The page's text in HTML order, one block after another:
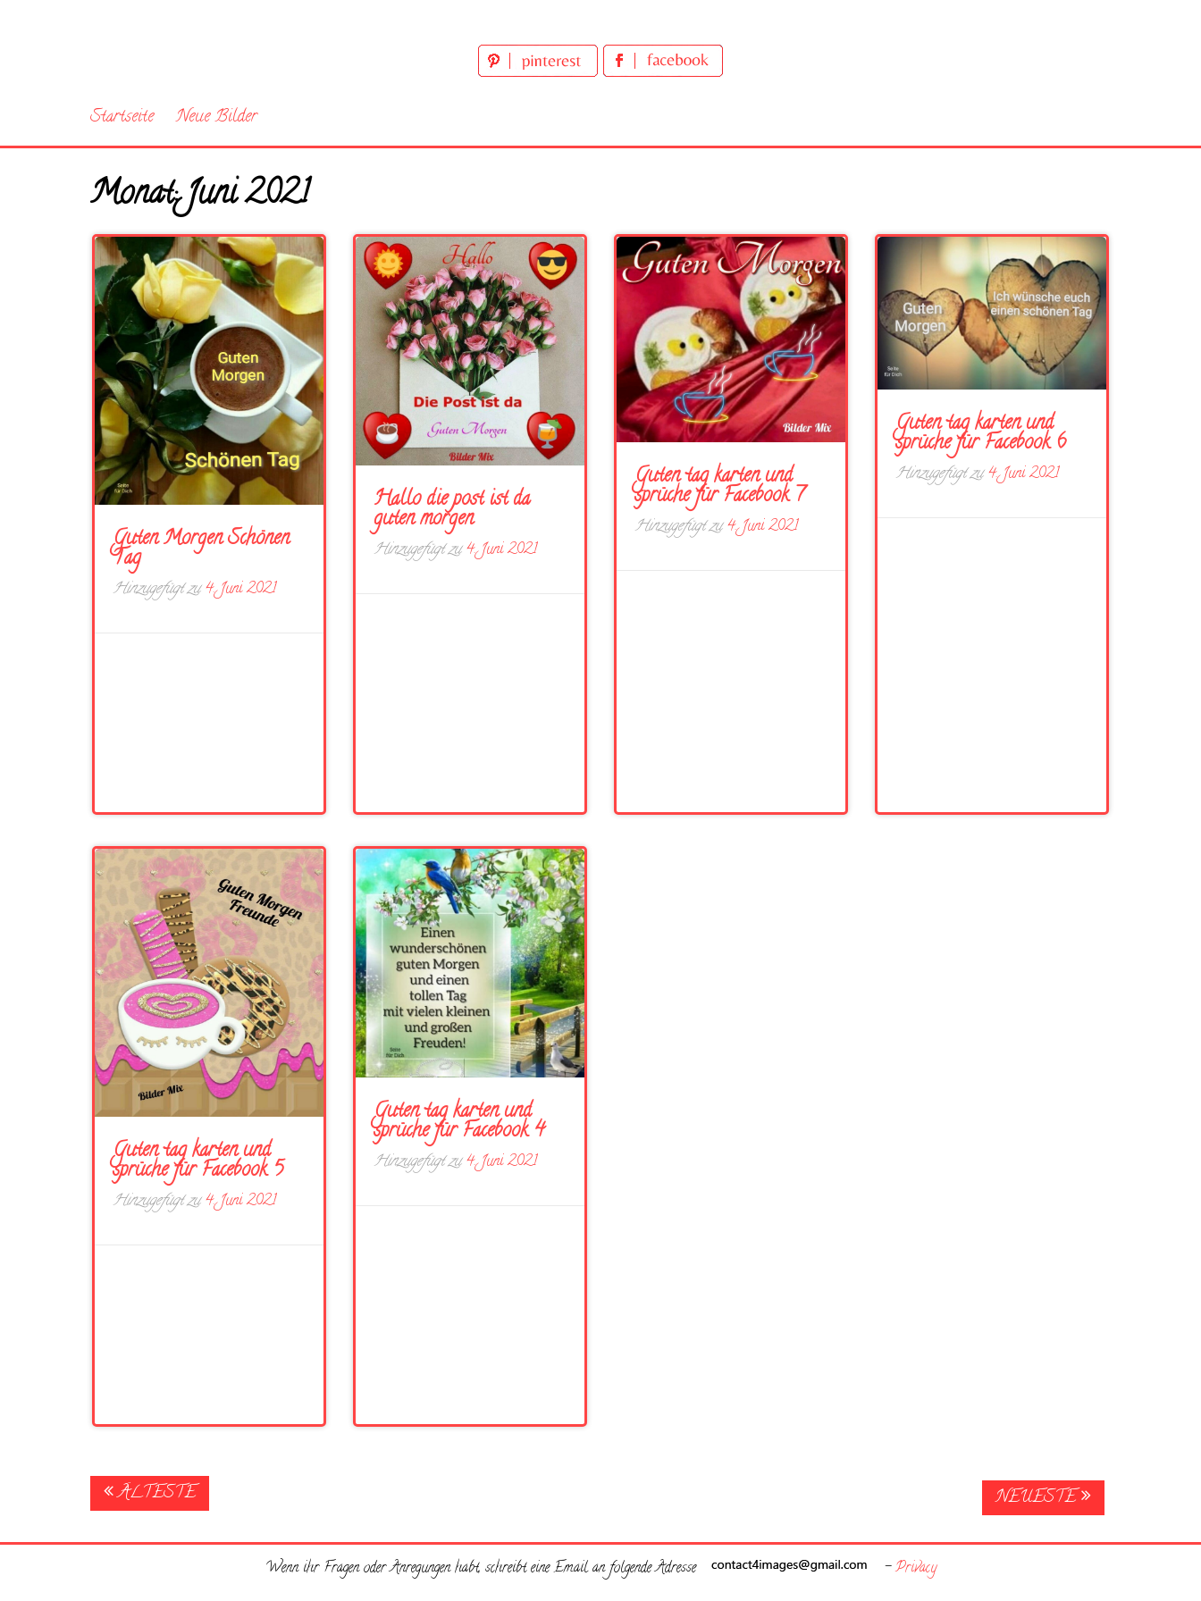
Startseite Neue Bilder
Monat:Juni 2021
Guten Morgen Schönen
Tag
Hinzugefügt zu4. Juni 2021
Hallo die post ist da
guten morgen
Hinzugefügt zu4. Juni 2021
Guten tag karten und
sprüche für Facebook 7
Hinzugefügt zu4. Juni 2021
Guten tag karten und
sprüche für Facebook 6
Hinzugefügt zu4. Juni 2021
Guten tag karten und
sprüche für Facebook 5
Hinzugefügt zu4. Juni 2021
Guten tag karten und
sprüche für Facebook 4
Hinzugefügt zu4. Juni 2021
Posts
navigation
ÄLTESTE NEUESTE
Wenn ihr Fragen oder Anregungen habt, schreibt eine Email an folgende Adresse -Privacy